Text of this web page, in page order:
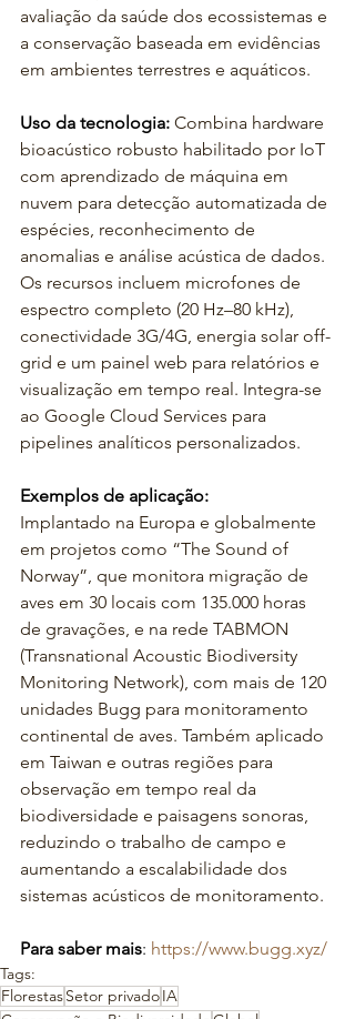
avaliação da saúde dos ecossistemas e
a conservação baseada em evidências
em ambientes terrestres e aquáticos.
Uso da tecnologia: Combina hardware
bioacústico robusto habilitado por IoT
com aprendizado de máquina em
nuvem para detecção automatizada de
espécies, reconhecimento de
anomalias e análise acústica de dados.
Os recursos incluem microfones de
espectro completo (20 Hz–80 kHz),
conectividade 3G/4G, energia solar off-
grid e um painel web para relatórios e
visualização em tempo real. Integra-se
ao Google Cloud Services para
pipelines analíticos personalizados.
Exemplos de aplicação:
Implantado na Europa e globalmente
em projetos como “The Sound of
Norway”, que monitora migração de
aves em 30 locais com 135.000 horas
de gravações, e na rede TABMON
(Transnational Acoustic Biodiversity
Monitoring Network), com mais de 120
unidades Bugg para monitoramento
continental de aves. Também aplicado
em Taiwan e outras regiões para
observação em tempo real da
biodiversidade e paisagens sonoras,
reduzindo o trabalho de campo e
aumentando a escalabilidade dos
sistemas acústicos de monitoramento.
Para saber mais: https://www.bugg.xyz/
Tags:
FlorestasSetor privadoIA